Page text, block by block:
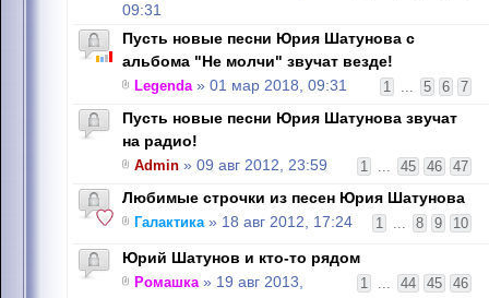
09:31
Пусть новые песни Юрия Шатунова с
альбома "Не молчи" звучат везде!
1 ... 5 6 7
Legenda» 01 мар 2018, 09:31
Пусть новые песни Юрия Шатунова звучат
на радио!
1 ... 45 46 47
Admin » 09 авг 2012, 23:59
Любимые строчки из песен Юрия Шатунова
1 ... 8 9 10
Галактика» 18 авг 2012, 17:24
Юрий Шатунов и кто-то рядом
1 ... 44 45 46
Ромашка» 19 авг 2013,